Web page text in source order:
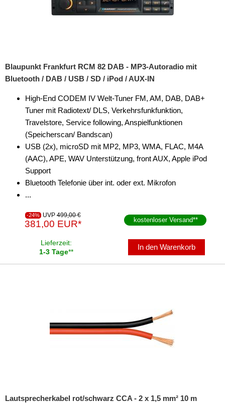
Blaupunkt Frankfurt RCM 82 DAB - MP3-Autoradio mit
Bluetooth / DAB / USB / SD / iPod / AUX-IN
High-End CODEM IV Welt-Tuner FM, AM, DAB, DAB+
Tuner mit Radiotext/ DLS, Verkehrsfunkfunktion,
Travelstore, Service following, Anspielfunktionen
(Speicherscan/ Bandscan)
USB (2x), microSD mit MP2, MP3, WMA, FLAC, M4A
(AAC), APE, WAV Unterstützung, front AUX, Apple iPod
Support
Bluetooth Telefonie über int. oder ext. Mikrofon
...
-24% UVP 499,00 €
381,00 EUR* kostenloser Versand**
Lieferzeit:
1-3 Tage**
In den Warenkorb
Lautsprecherkabel rot/schwarz CCA - 2 x 1,5 mm² 10 m